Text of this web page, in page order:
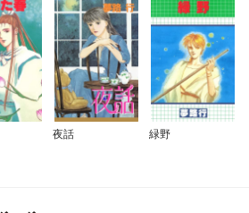
夜話 緑野